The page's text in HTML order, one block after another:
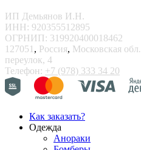
ИП Демьянов И.Н.
ИНН: 920355512895
ОГРНИП: 319920400018462
127051 , Россия, Московская обл.
переулок, 4
Телефон: +7 (978) 333 34 20
Как заказать?
Одежда
Анораки